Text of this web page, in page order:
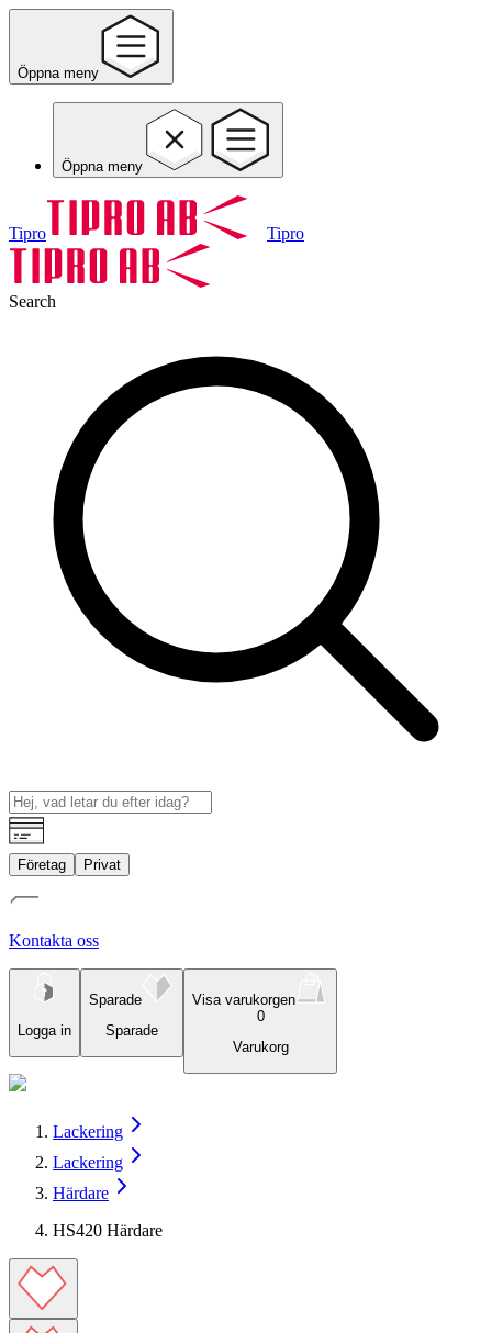
Öppna meny
Öppna meny
Tipro Tipro
Search
Företag Privat
Kontakta oss
Logga in
Sparade
Sparade
Visa varukorgen
0
Varukorg
Lackering
Lackering
Härdare
HS420 Härdare